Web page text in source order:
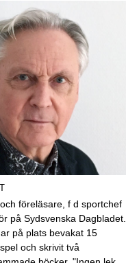
föreläsare, f d sportchef
på Sydsvenska Dagbladet.
på plats bevakat 15
och skrivit två